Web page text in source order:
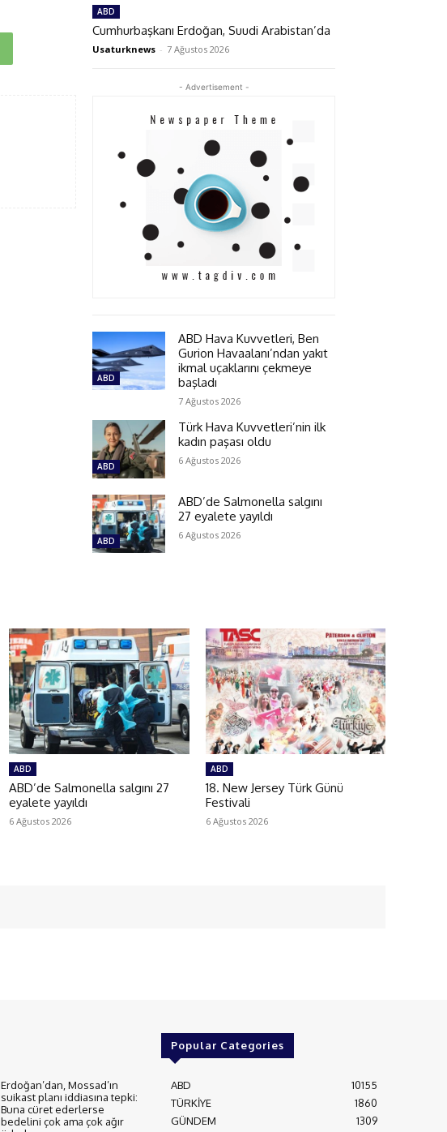
ABD
Cumhurbaşkanı Erdoğan, Suudi Arabistan’da
Usaturknews - 7 Ağustos 2026
- Advertisement -
ABD
ABD Hava Kuvvetleri, Ben
Gurion Havaalanı’ndan yakıt
ikmal uçaklarını çekmeye
başladı
7 Ağustos 2026
ABD
Türk Hava Kuvvetleri’nin ilk
kadın paşası oldu
6 Ağustos 2026
ABD
ABD’de Salmonella salgını
27 eyalete yayıldı
6 Ağustos 2026
ABD
ABD’de Salmonella salgını 27
eyalete yayıldı
6 Ağustos 2026
ABD
18. New Jersey Türk Günü
Festivali
6 Ağustos 2026
Erdoğan’dan, Mossad’ın
suikast planı iddiasına tepki:
Buna cüret ederlerse
bedelini çok ama çok ağır
Popular Categories
ABD
10155
TÜRKİYE
1860
GÜNDEM
1309